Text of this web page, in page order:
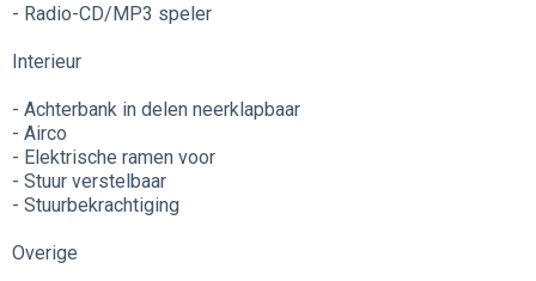
- Radio-CD/MP3 speler
Interieur
- Achterbank in delen neerklapbaar
- Airco
- Elektrische ramen voor
- Stuur verstelbaar
- Stuurbekrachtiging
Overige